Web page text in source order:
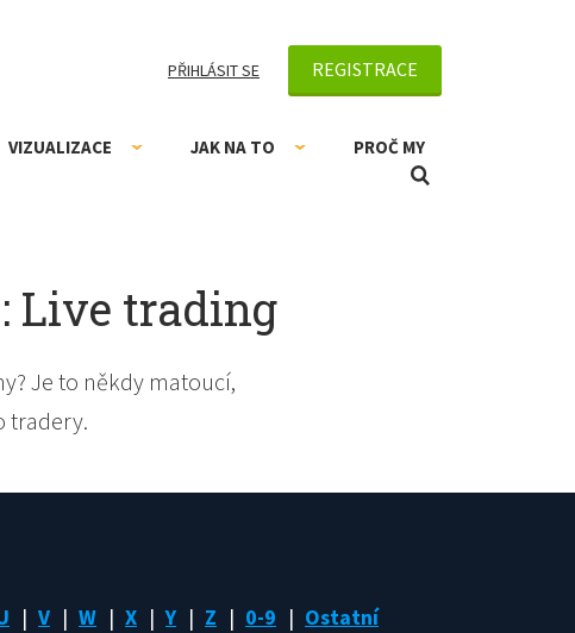
PŘIHLÁSIT SE REGISTRACE
VIZUALIZACE JAK NA TO PROČ MY
Live trading
Je to někdy matoucí,
tradery.
V W X Y Z 0-9 Ostatní